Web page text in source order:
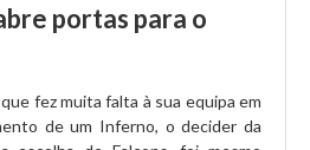
portas para o
fez muita falta à sua equipa em
de um Inferno, o decider da